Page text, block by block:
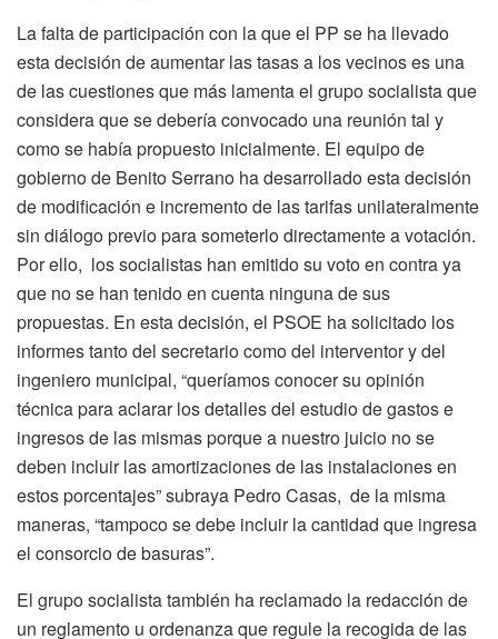
La falta de participación con la que el PP se ha llevado
esta decisión de aumentar las tasas a los vecinos es una
de las cuestiones que más lamenta el grupo socialista que
considera que se debería convocado una reunión tal y
como se había propuesto inicialmente. El equipo de
gobierno de Benito Serrano ha desarrollado esta decisión
de modificación e incremento de las tarifas unilateralmente
sin diálogo previo para someterlo directamente a votación.
Por ello, los socialistas han emitido su voto en contra ya
que no se han tenido en cuenta ninguna de sus
propuestas. En esta decisión, el PSOE ha solicitado los
informes tanto del secretario como del interventor y del
ingeniero municipal, “queríamos conocer su opinión
técnica para aclarar los detalles del estudio de gastos e
ingresos de las mismas porque a nuestro juicio no se
deben incluir las amortizaciones de las instalaciones en
estos porcentajes” subraya Pedro Casas, de la misma
maneras, “tampoco se debe incluir la cantidad que ingresa
el consorcio de basuras”.
El grupo socialista también ha reclamado la redacción de
un reglamento u ordenanza que regule la recogida de las